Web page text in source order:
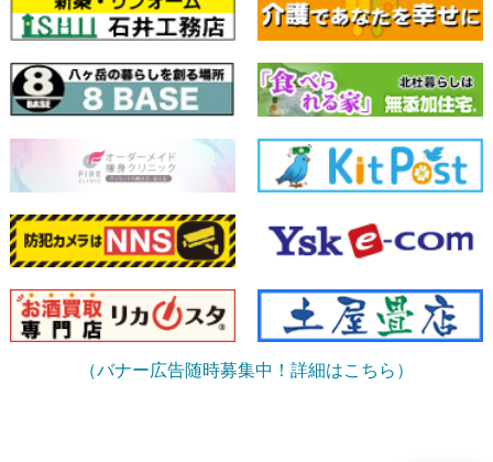
（バナー広告随時募集中！詳細はこちら）